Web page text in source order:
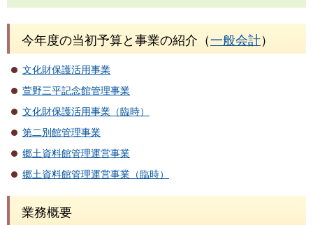
今年度の当初予算と事業の紹介（一般会計）
文化財保護活用事業
萱野三平記念館管理事業
文化財保護活用事業（臨時）
第二別館管理事業
郷土資料館管理運営事業
郷土資料館管理運営事業（臨時）
業務概要